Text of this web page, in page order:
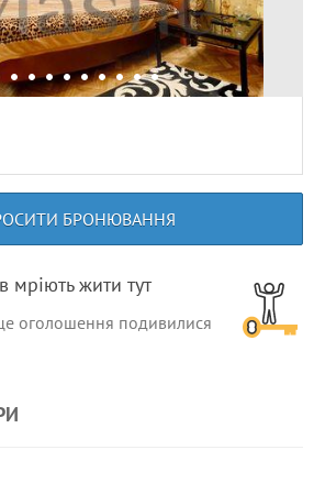
БРОНЮВАННЯ
мріють жити тут
оголошення подивилися